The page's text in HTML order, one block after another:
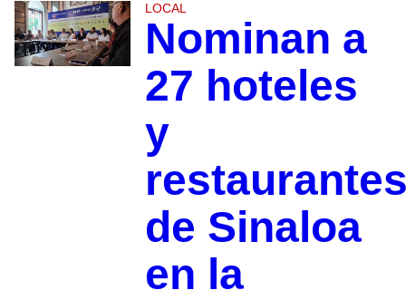
LOCAL
Nominan a
27 hoteles
y
de Sinaloa
en la